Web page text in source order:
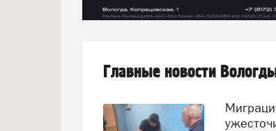
Главные новости
Миграционный учёт иностранцев вновь предложили